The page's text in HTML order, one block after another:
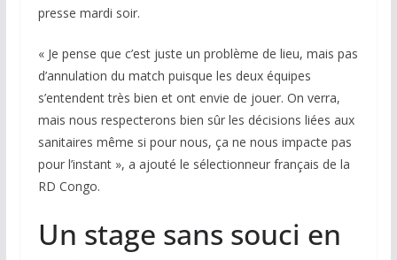
presse mardi soir.
« Je pense que c’est juste un problème de lieu, mais pas
d’annulation du match puisque les deux équipes
s’entendent très bien et ont envie de jouer. On verra,
mais nous respecterons bien sûr les décisions liées aux
sanitaires même si pour nous, ça ne nous impacte pas
pour l’instant », a ajouté le sélectionneur français de la
RD Congo.
Un stage sans souci en